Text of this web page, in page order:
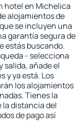
hotel en Michelica
alojamientos de
se incluyen una
garantía segura de
estás buscando.
- selecciona
salida, añade el
y ya está. Los
los alojamientos
Tienes la
distancia del
de pago así